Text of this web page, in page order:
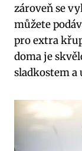
zároveň se
můžete
pro extra
doma je
sladkostem